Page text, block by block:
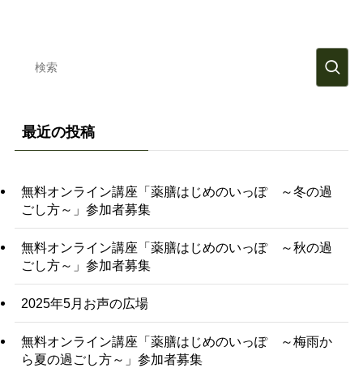
最近の投稿
無料オンライン講座「薬膳はじめのいっぽ ～冬の過
ごし方～」参加者募集
無料オンライン講座「薬膳はじめのいっぽ ～秋の過
ごし方～」参加者募集
2025年5月お声の広場
無料オンライン講座「薬膳はじめのいっぽ ～梅雨か
ら夏の過ごし方～」参加者募集